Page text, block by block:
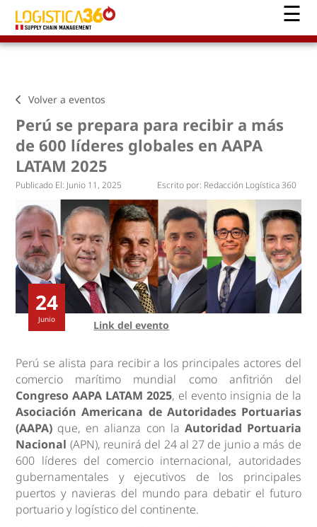
Volver a eventos
Perú se prepara para recibir a más
de 600 líderes globales en AAPA
LATAM 2025
Publicado El: Junio 11, 2025 Escrito por: Redacción Logística 360
24
Junio Link del evento
Perú se alista para recibir a los principales actores del
comercio marítimo mundial como anfitrión del
Congreso AAPA LATAM 2025, el evento insignia de la
Asociación Americana de Autoridades Portuarias
(AAPA) que, en alianza con la Autoridad Portuaria
Nacional (APN), reunirá del 24 al 27 de junio a más de
600 líderes del comercio internacional, autoridades
gubernamentales y ejecutivos de los principales
puertos y navieras del mundo para debatir el futuro
portuario y logístico del continente.